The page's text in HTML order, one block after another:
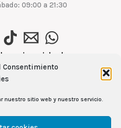
Consentimiento
nuestro sitio web y nuestro servicio.
09:00 a 21:30
privacidad
cookies (UE)
Legal
→